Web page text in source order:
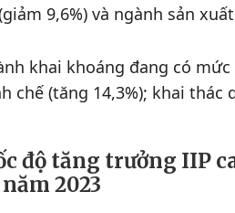
9,6%) và ngành sản
khai khoáng đang có
chế (tăng 14,3%); khai thác